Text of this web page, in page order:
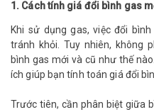
1. Cách tính giá đổi bình gas
Khi sử dụng gas, việc đổi
tránh khỏi. Tuy nhiên, không
bình gas mới và cũ như thế
ích giúp bạn tính toán giá đổi
Trước tiên, cần phân biệt giữa